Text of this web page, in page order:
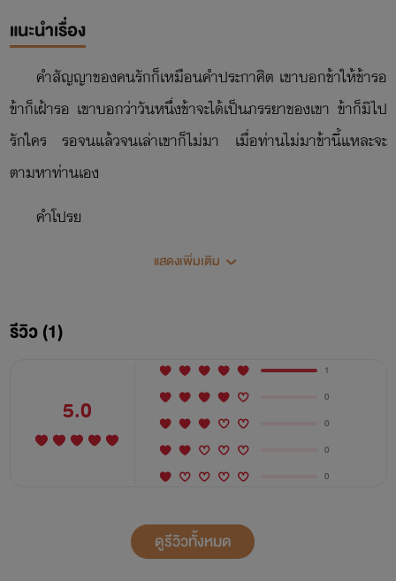
แนะนำเรื่อง
คำสัญญาของคนรักก็เหมือนคำประกาศิต เขาบอกข้าให้ข้ารอ
ข้าก็เฝ้ารอ เขาบอกว่าวันหนึ่งข้าจะได้เป็นภรรยาของเขา ข้าก็มิไป
รักใคร รอจนแล้วจนเล่าเขาก็ไม่มา เมื่อท่านไม่มาข้านี้แหละจะ
ตามหาท่านเอง
คำโปรย
"ท่านอ๋อง ข้านี้แหละที่ท่านสัญญาว่าข้าจะได้เป็นภรรยาท่าน
จวินอ๋อง (หวังลู่อี้ 28ปี) - ผู้คนหมื่นแสนอยู่ใต้ข้า ข้าเคยคิดจะ
ไม่ทิ้งไป เพราะอำนาจคือกำลังของข้า
ส่วนเจ้าหมิงเย่วคือสิ่งเดียวที่ทำให้ข้าอยากละทิ้งทุกสิ่ง เพื่อ
หมิงเย่ว ( 24 ปี) - ไม่มีอะไรทำให้ข้าผิดหวังในตัวท่าน ข้าคือ
ภรรยาท่าน ขอเพียงท่านไม่ผลักไสข้าก็พอ
เปิดเรื่อง 3-พ.ย-2017
แสดงเพิ่มเติม
รีวิว (1)
5.0
1
0
0
0
0
ดูรีวิวทั้งหมด